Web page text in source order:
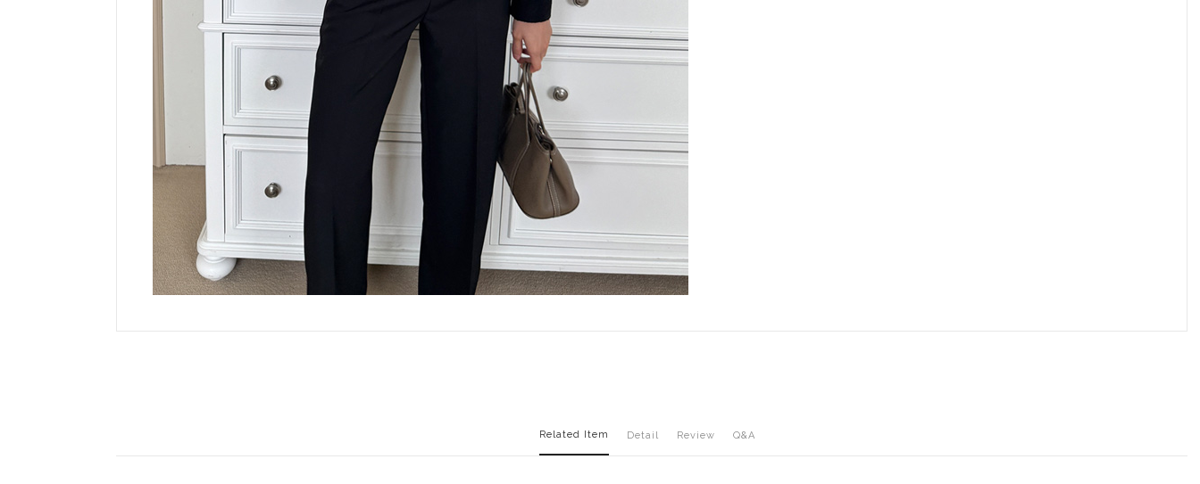
Related Item Detail Review Q&A